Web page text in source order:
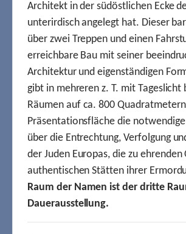
Architekt in der südöstlichen Ecke
unterirdisch angelegt hat. Dieser
über zwei Treppen und einen
erreichbare Bau mit seiner
Architektur und eigenständigen
gibt in mehreren z. T. mit
Räumen auf ca. 800 Quadratmetern
Präsentationsfläche die
über die Entrechtung, Verfolgung
der Juden Europas, die zu
authentischen Stätten ihrer
Raum der Namen ist der dritte
Dauerausstellung.